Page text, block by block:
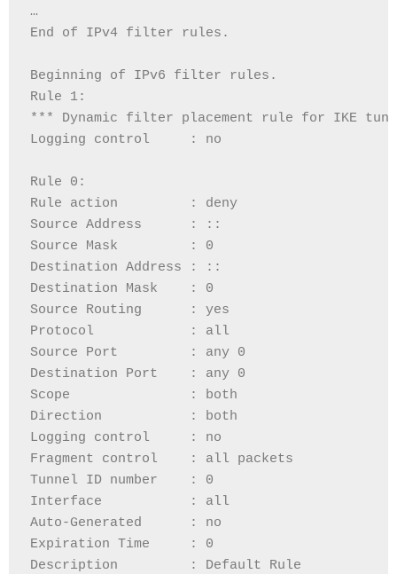
…
End of IPv4 filter rules.
Beginning of IPv6 filter rules.
Rule 1:
*** Dynamic filter placement rule for IKE
Logging control     : no
Rule 0:
Rule action         : deny
Source Address      : ::
Source Mask         : 0
Destination Address : ::
Destination Mask    : 0
Source Routing      : yes
Protocol            : all
Source Port         : any 0
Destination Port    : any 0
Scope               : both
Direction           : both
Logging control     : no
Fragment control    : all packets
Tunnel ID number    : 0
Interface           : all
Auto-Generated      : no
Expiration Time     : 0
Description         : Default Rule